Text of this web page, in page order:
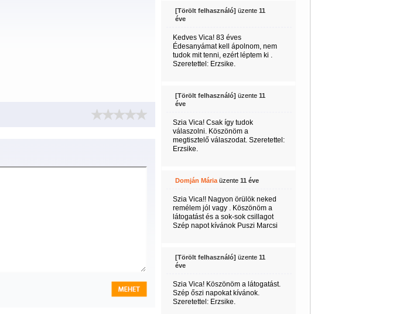
[Törölt felhasználó] üzente 11
éve
Kedves Vica! 83 éves
Édesanyámat kell ápolnom, nem
tudok mit tenni, ezért léptem ki .
Szeretettel: Erzsike.
[Törölt felhasználó] üzente 11
éve
Szia Vica! Csak így tudok
válaszolni. Köszönöm a
megtisztelő válaszodat. Szeretettel:
Erzsike.
Domján Máriaüzente 11 éve
Szia Vica!! Nagyon örülök neked
remélem jól vagy . Köszönöm a
látogatást és a sok-sok csillagot
Szép napot kívánok Puszi Marcsi
[Törölt felhasználó] üzente 11
éve
Szia Vica! Köszönöm a látogatást.
Szép őszi napokat kívánok.
Szeretettel: Erzsike.